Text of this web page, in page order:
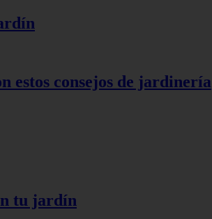
estos consejos de jardinería
tu jardín